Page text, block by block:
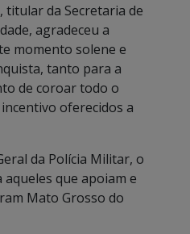
titular da Secretaria de
agradeceu a
momento solene e
tanto para a
de coroar todo o
oferecidos a
da Polícia Militar, o
que apoiam e
Mato Grosso do